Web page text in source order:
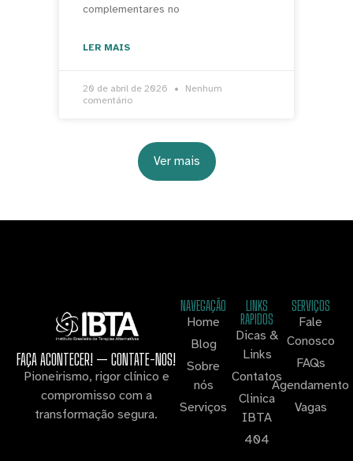
complementares no
LER MAIS
20 de abril de 2026
Nenhum
comentário
Ver mais
FAÇA ACONTECER! — CONTATE-NOS!
Pioneirismo, rigor clínico e
compromisso com a
transformação segura.
NAVEGAÇÃO
Home
Blog
Sobre
nós
Serviços
LINKS
RAPIDOS
Dicas &
Links
Contatos
Clinica
IBTA
404
SERVIÇOS
Fale
Conosco
FAQs
Agendamento
Vagas